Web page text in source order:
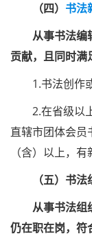
（四） 书法
从事书法编
贡献，且同时满
1.书法创作
2.在省级以
直辖市团体会员
（含）以上，
（五）书
从事书法组
仍在职在岗，符